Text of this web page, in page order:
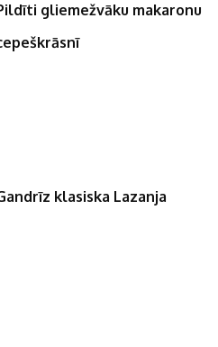
gliemežvāku makaronu
klasiska Lazanja